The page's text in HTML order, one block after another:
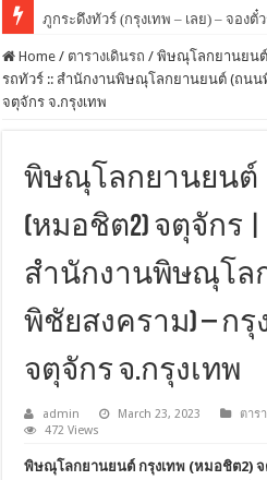
ภูกระดึงทัวร์ (กรุงเทพ – เลย) – จอง
Home / ตารางเดินรถ / พิษณุโลกยานยนต์
รถทัวร์ :: สำนักงานพิษณุโลกยานยนต์ (ถนน
จตุจักร จ.กรุงเทพ
พิษณุโลกยานยนต์
(หมอชิต2) จตุจักร |
สำนักงานพิษณุโล
พิชัยสงคราม) – กรุ
จตุจักร จ.กรุงเทพ
admin March 23, 2023 ตาร
472 Views
พิษณุโลกยานยนต์ กรุงเทพ (หมอชิต2) จ